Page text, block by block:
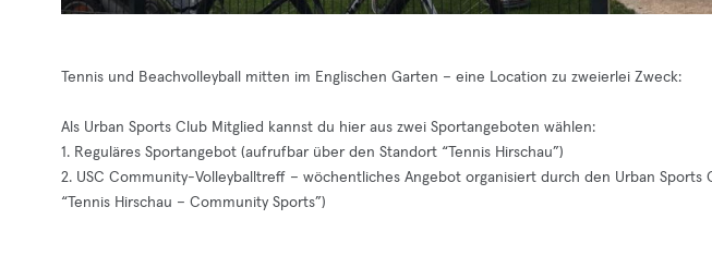
Tennis und Beachvolleyball mitten im Englischen Garten – eine Location zu zweierlei Zweck:
Als Urban Sports Club Mitglied kannst du hier aus zwei Sportangeboten wählen:
1. Reguläres Sportangebot (aufrufbar über den Standort “Tennis Hirschau”)
2. USC Community-Volleyballtreff – wöchentliches Angebot organisiert durch den Urban
“Tennis Hirschau – Community Sports”)